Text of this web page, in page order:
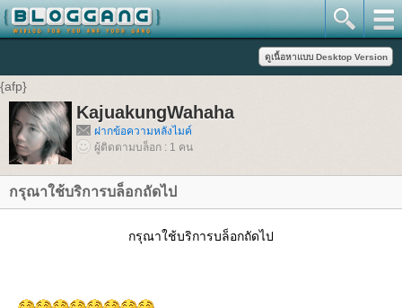
{afp}
KajuakungWahaha
ฝากข้อความหลังไมค์
ผู้ติดตามบล็อก : 1 คน
กรุณาใช้บริการบล็อกถัดไป
กรุณาใช้บริการบล็อกถัดไป